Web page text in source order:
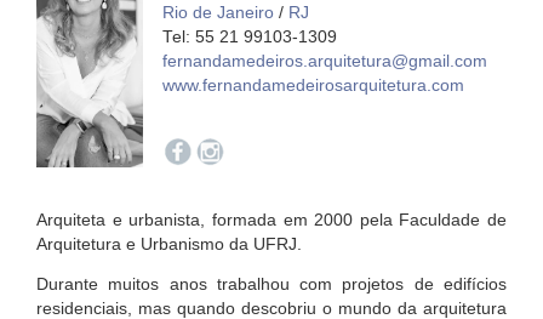
Rio de Janeiro / RJ
Tel: 55 21 99103-1309
fernandamedeiros.arquitetura@gmail.com
www.fernandamedeirosarquitetura.com
Arquiteta e urbanista, formada em 2000 pela Faculdade de
Arquitetura e Urbanismo da UFRJ.
Durante muitos anos trabalhou com projetos de edifícios
residenciais, mas quando descobriu o mundo da arquitetura